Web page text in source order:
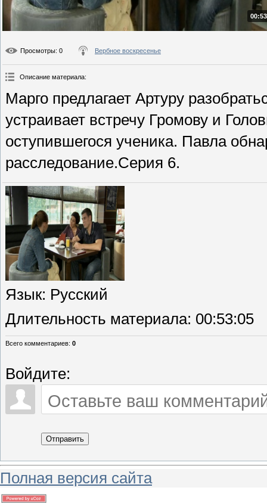
Просмотры: 0 Вербное воскресенье
Описание материала:
Марго предлагает Артуру
устраивает встречу Громову и
оступившегося ученика. Павла
расследование.Серия 6.
Язык: Русский
Длительность материала: 00:53:05
Всего комментариев: 0
Войдите:
Отправить
Полная версия сайта